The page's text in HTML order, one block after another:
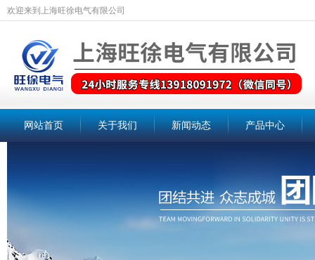
欢迎来到上海旺徐电气有限公司
网站首页 关于我们 新闻动态 产品中心